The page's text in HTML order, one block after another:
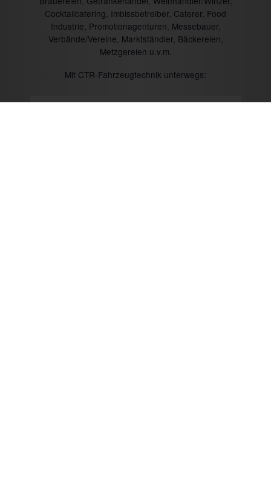
Cocktailcatering, Imbissbetreiber, Caterer, Food
Industrie, Promotionagenturen, Messebauer,
Verbände/Vereine, Marktständler, Bäckereien,
Metzgereien u.v.m.
Mit CTR-Fahrzeugtechnik unterwegs: